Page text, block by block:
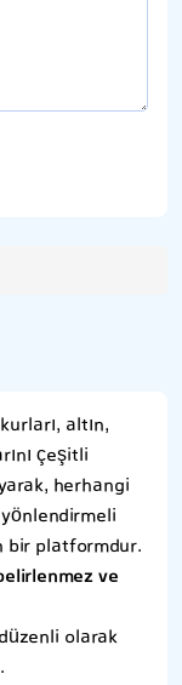
altın,
çeşitli
herhangi
bir platformdur.
ve
olarak